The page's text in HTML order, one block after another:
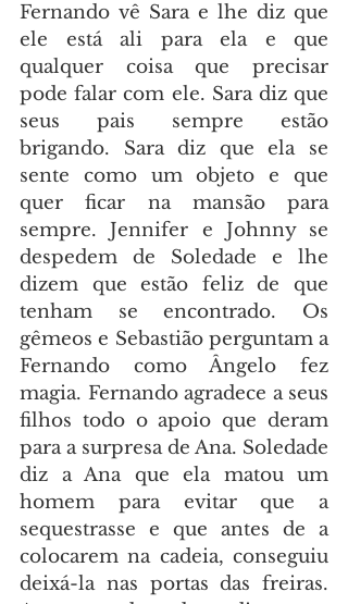
Fernando vê Sara e lhe diz que
ele está ali para ela e que
qualquer coisa que precisar
pode falar com ele. Sara diz que
seus pais sempre estão
brigando. Sara diz que ela se
sente como um objeto e que
quer ficar na mansão para
sempre. Jennifer e Johnny se
despedem de Soledade e lhe
dizem que estão feliz de que
tenham se encontrado. Os
gêmeos e Sebastião perguntam a
Fernando como Ângelo fez
magia. Fernando agradece a seus
filhos todo o apoio que deram
para a surpresa de Ana. Soledade
diz a Ana que ela matou um
homem para evitar que a
sequestrasse e que antes de a
colocarem na cadeia, conseguiu
deixá-la nas portas das freiras.